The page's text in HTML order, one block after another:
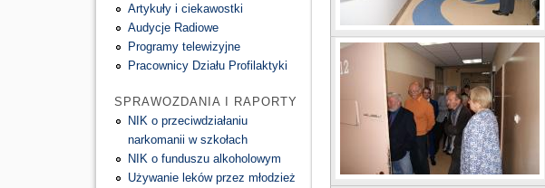
Artykuły i ciekawostki
Audycje Radiowe
Programy telewizyjne
Pracownicy Działu Profilaktyki
SPRAWOZDANIA I RAPORTY
NIK o przeciwdziałaniu
narkomanii w szkołach
NIK o funduszu alkoholowym
Używanie leków przez młodzież